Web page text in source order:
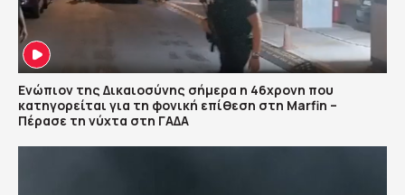
Ενώπιον της Δικαιοσύνης σήμερα η 46χρονη που
κατηγορείται για τη φονική επίθεση στη Marfin –
Πέρασε τη νύχτα στη ΓΑΔΑ